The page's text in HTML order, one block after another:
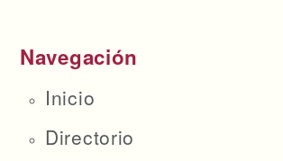
Navegación
Inicio
Directorio